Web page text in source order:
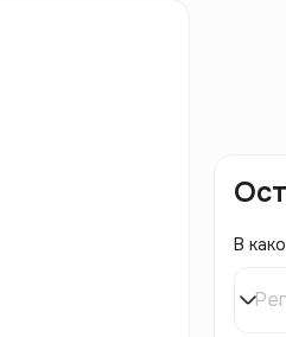
В